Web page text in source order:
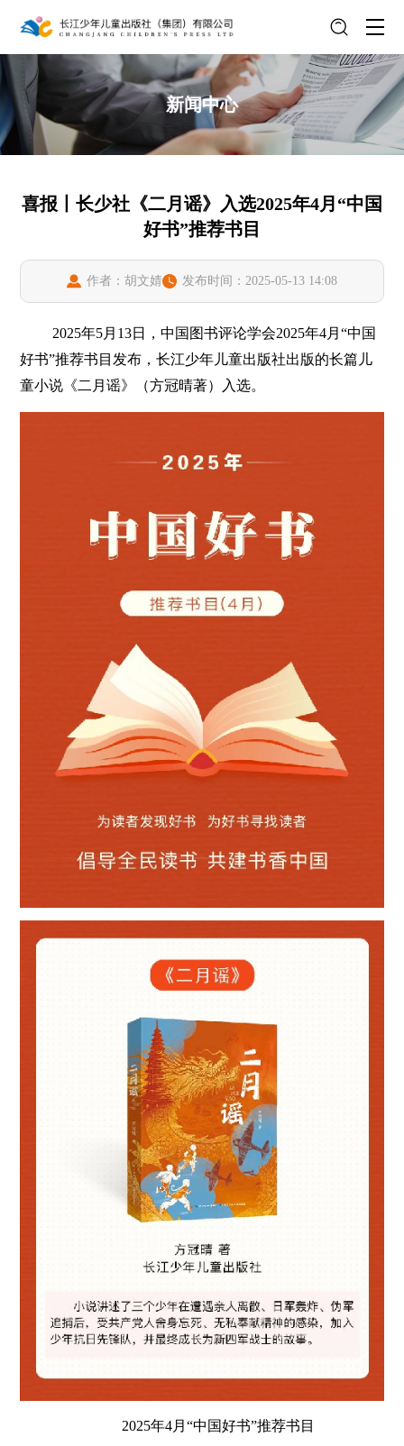
新闻中心
喜报丨长少社《二月谣》入选2025年4月“中国
好书”推荐书目
作者：胡文婧 发布时间：2025-05-13 14:08
2025年5月13日，中国图书评论学会2025年4月“中国
好书”推荐书目发布，长江少年儿童出版社出版的长篇儿
童小说《二月谣》（方冠晴著）入选。
2025年4月“中国好书”推荐书目